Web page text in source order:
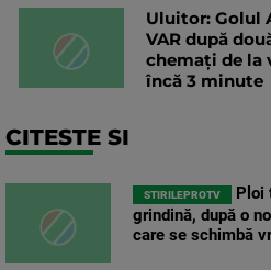
Uluitor: Golul
VAR după
chemați de la
încă 3 minute
CITESTE SI
STIRILEPROTV
Ploi
grindină, după o
care se schimbă